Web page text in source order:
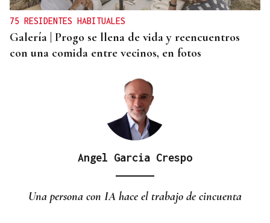
75 RESIDENTES HABITUALES
Galería | Progo se llena de vida y reencuentros
con una comida entre vecinos, en fotos
Angel Garcia Crespo
Una persona con IA hace el trabajo de cincuenta